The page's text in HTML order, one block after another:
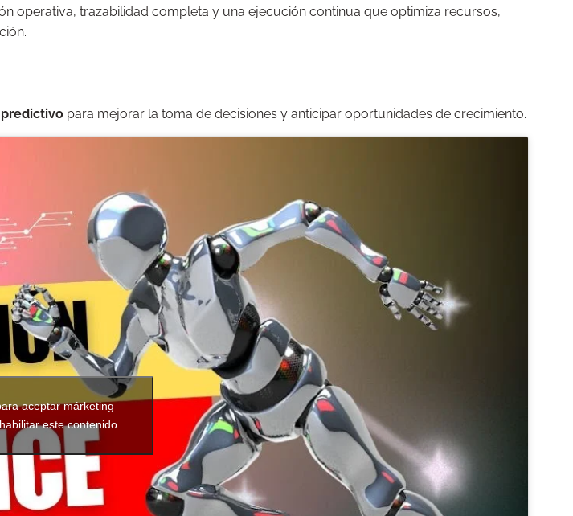
operativa, trazabilidad completa y una ejecución continua que optimiza recursos,
para mejorar la toma de decisiones y anticipar oportunidades de crecimiento.
aceptar márketing
este contenido